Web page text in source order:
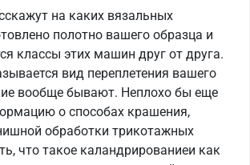
на каких вязальных
полотно вашего образца и
классы этих машин друг от друга.
вид переплетения вашего
вообще бывают. Неплохо бы еще
о способах крашения,
обработки трикотажных
что такое каландрированиеи как